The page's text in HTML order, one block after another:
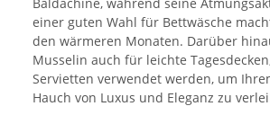
einer guten Wahl für Bettwäsche
den wärmeren Monaten. Darüber
Musselin auch für leichte
Servietten verwendet werden, um
Hauch von Luxus und Eleganz zu